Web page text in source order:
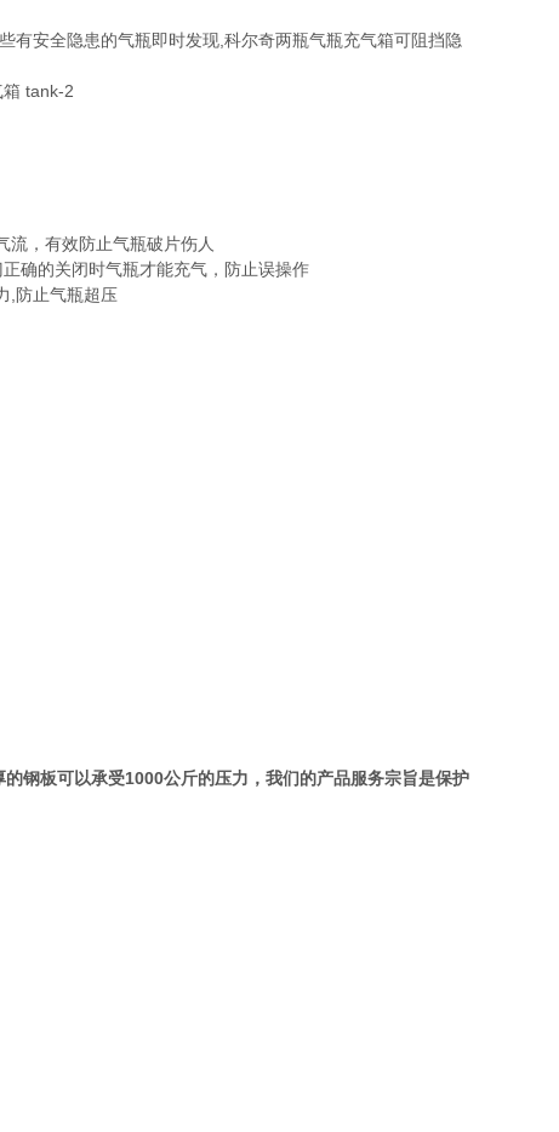
有安全隐患的气瓶即时发现,科尔奇两瓶气瓶充气箱可阻挡隐
流，有效防止气瓶破片伤人
确的关闭时气瓶才能充气，防止误操作
,防止气瓶超压
钢板可以承受1000公斤的压力，我们的产品服务宗旨是保护